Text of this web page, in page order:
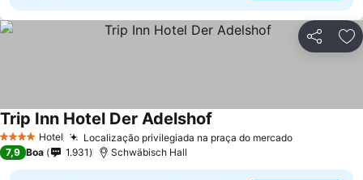
Partilhar
4 EstrelasHotel Localização privilegiada na praça do mercadoVer preços
Trip Inn Hotel Der Adelshof
7,9 Boa 1.931 Schwäbisch Hall